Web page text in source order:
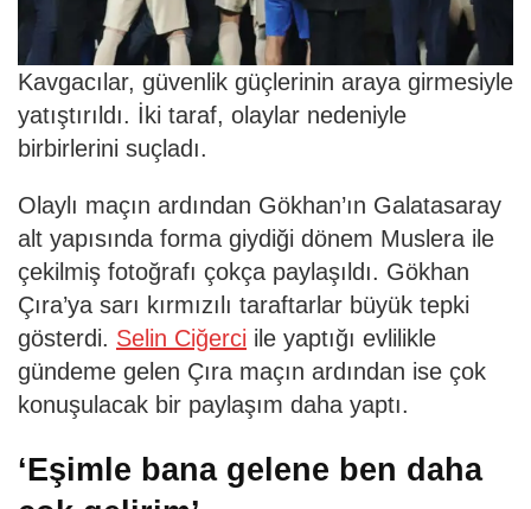
Kavgacılar, güvenlik güçlerinin araya girmesiyle
yatıştırıldı. İki taraf, olaylar nedeniyle
birbirlerini suçladı.
Olaylı maçın ardından Gökhan’ın Galatasaray
alt yapısında forma giydiği dönem Muslera ile
çekilmiş fotoğrafı çokça paylaşıldı. Gökhan
Çıra’ya sarı kırmızılı taraftarlar büyük tepki
gösterdi. Selin Ciğerci ile yaptığı evlilikle
gündeme gelen Çıra maçın ardından ise çok
konuşulacak bir paylaşım daha yaptı.
‘Eşimle bana gelene ben daha